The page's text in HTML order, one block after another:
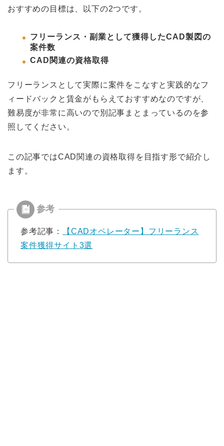
おすすめの目標は、以下の2つです。
フリーランス・副業として獲得したCAD製図の
案件数
CAD関連の資格取得
フリーランスとして実際に案件をこなすと実践的なフ
ィードバックと賃金がもらえておすすめなのですが、
難易度が非常に高いので別記事まとまっているのを参
照してください。
この記事ではCAD関連の資格取得を目指す形で紹介し
ます。
参考記事：
【CADオペレーター】フリーランス
案件獲得サイト3選